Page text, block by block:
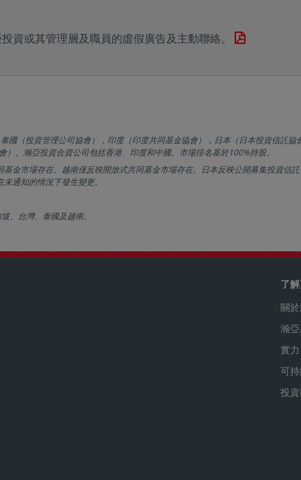
資或其管理層及職員的虛假廣告及主動聯絡。
國（投資管理公司協會），印度（印度共同基金協會），日本（日本投資信託
。瀚亞投資合資公司包括香港、印度和中國。市場排名基於100%持股。
金市場存在。越南僅反映開放式共同基金市場存在。日本反映公開募集投資信
通知的情況下發生變更。
、台灣、泰國及越南。
了
關
瀚
實力
可
投